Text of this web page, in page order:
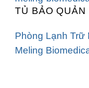
TỦ BẢO QUẢN
Phòng Lạnh Trữ
Meling